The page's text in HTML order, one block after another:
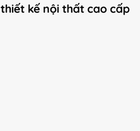
thiết kế nội thất cao cấp